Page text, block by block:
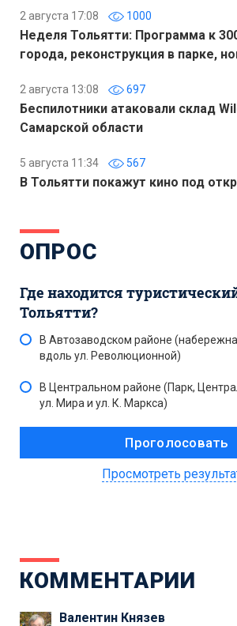
2 августа 17:08 1000
Неделя Тольятти: Программа к
города, реконструкция в парке,
2 августа 13:08 697
Беспилотники атаковали склад
Самарской области
5 августа 11:34 567
В Тольятти покажут кино под
ОПРОС
Где находится
Тольятти?
В Автозаводском районе
вдоль ул. Революционной)
В Центральном районе (Парк,
ул. Мира и ул. К. Маркса)
Просмотреть
КОММЕНТАРИИ
Валентин Князев